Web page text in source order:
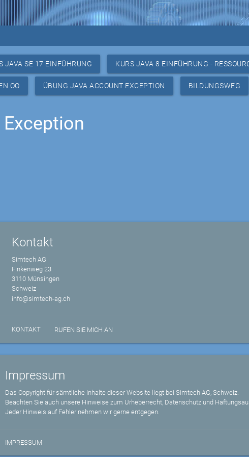
JAVA SE 17 EINFÜHRUNG KURS JAVA 8 EINFÜHRUNG -
OO ÜBUNG JAVA ACCOUNT EXCEPTION BILDUNGSWEG
Kontakt
Simtech AG
Finkenweg 23
3110 Münsingen
Schweiz
info@simtech-ag.ch
KONTAKT RUFEN SIE MICH AN
Impressum
Das Copyright für sämtliche Inhalte dieser Website liegt bei Simtech AG, Schweiz.
Beachten Sie auch unsere Hinweise zum Urheberrecht, Datenschutz und
Jeder Hinweis auf Fehler nehmen wir gerne entgegen.
IMPRESSUM